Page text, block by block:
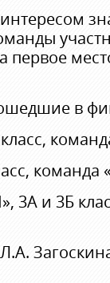
первое
в
команда
3А и 3Б